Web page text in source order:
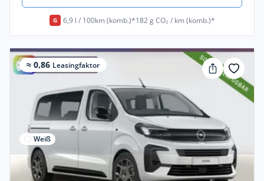
G 6,9 l / 100km (komb.)*182 g CO₂ / km (komb.)*
≈ 0,86 Leasingfaktor
Weiß
Privat & Gewerbe